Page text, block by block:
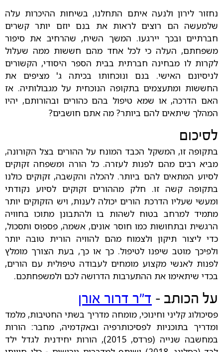
נחזור לירון ולנעה איתם התחלנו, בשיחות ההיכרות עלה
שלמעשה הם רוצים לראות את בנם יוזם יותר קשרים
חברתיים ובכך יירגעו. המשך השיח, שהרחיב את סיפור
משפחתם, העלה כי לכל אחד מהם חששות ממה שעלול
לקרות לו מבחינה חברתית בבית הספר היסודי, הקשורים
לניסיונם האישי. בנם ונוכחותו בכיתה ג' מציפים את
החששות ומתעצמים בתקופה הנוכחית על מגבולותיה. אז
האם הדרכה, או שמא טיפול בהם כהורים ובהורותם, יהיו
המהלך שיתאים להם ביותר? מה אתם חושבים?
לסיכום
בתקופה זו, המשקל הכבד המונח על ההורים בצל הקורונה,
מביא רבים מהם לפנות לעזרה. כל הורה ומשפחה זקוקים
לסיוע המתאים להם ביותר. להכלה והקשבה, זקוקים כולנו
בתקופה קשה זו. חלק מההורים זקוקים לסיוע נקודתי
ומעשי שעליו הדרכת הורים יכולה לענות, ויש הזקוקים יותר
מתמיד למרחב בטוח לשהות בו ולהתבונן מתוכו בחוויה
הרגשית ובתחושות כמו חוסר אונים, אשמה, פספוס ותסכול,
כדי ליצור תיקון ולצמוח מהם להוויה הורית טובה יותר
ולפיכך מוטב שיפנו לטיפול. כך או כך, בעת הצורך מומלץ
לפנות לאנשי מקצוע מומחים לעבודה טיפולית עם הורים,
בכדי שיתאימו את ההתערבות הדרושה לכם ולמשפחתכם.
על הכותב - ד"ר דרור אורן
פסיכולוג קליני וחינוכי, מומחה מדריך בשתי החטיבות, מלמד
ומדריך בתוכניות לפסיכותרפיה ובאקדמיה, מחבר: הורות
במחשבה שנייה (פרדס, 2015), הורות יחידנית לגדל ילד